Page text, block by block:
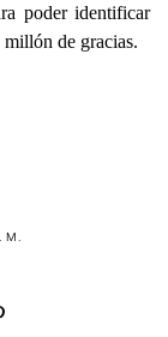
poder identificar
de gracias.
M.